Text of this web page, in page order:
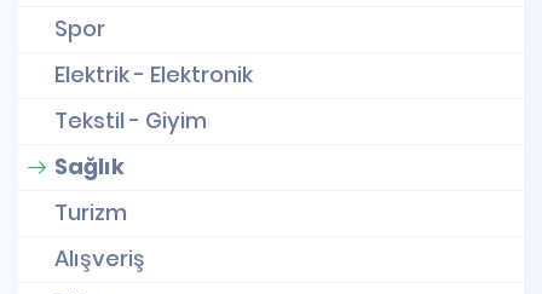
Spor
Elektrik - Elektronik
Tekstil - Giyim
Sağlık
Turizm
Alışveriş